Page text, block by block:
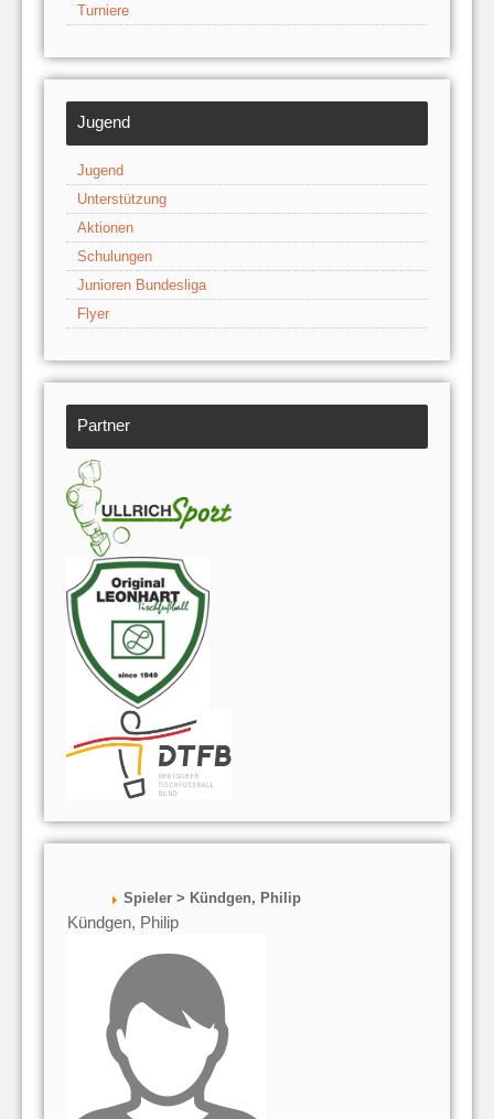
Turniere
Jugend
Jugend
Unterstützung
Aktionen
Schulungen
Junioren Bundesliga
Flyer
Partner
Spieler > Kündgen, Philip
Kündgen, Philip